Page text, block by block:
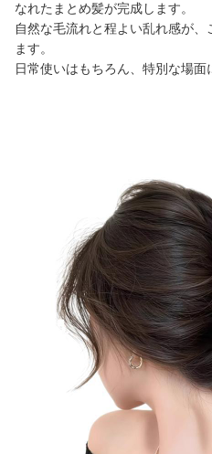
なれたまとめ髪が完成します。
自然な毛流れと程よい乱れ感が
ます。
日常使いはもちろん、特別な場面